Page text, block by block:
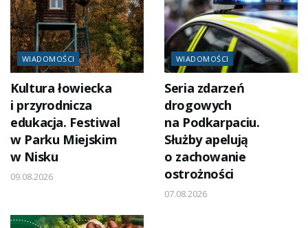
WIADOMOŚCI
Kultura łowiecka
i przyrodnicza
edukacja. Festiwal
w Parku Miejskim
w Nisku
09.08.2026
WIADOMOŚCI
Seria zdarzeń
drogowych
na Podkarpaciu.
Służby apelują
o zachowanie
ostrożności
07.08.2026